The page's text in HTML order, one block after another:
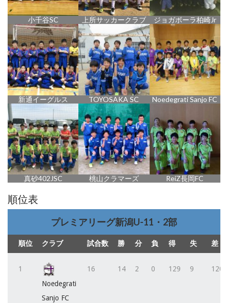
小千谷SC 上所サッカークラブ ジョガボーラ柏崎Jr
新通イーグルス TOYOSAKA SC Noedegrati Sanjo FC
真砂402JSC 桃山クラマーズ ReiZ長岡FC
順位表
プレミアリーグ新潟U-11・2部
順位 クラブ 試合数 勝 分 負 得 失 差
1
Noedegrati
Sanjo FC
16 14 2 0 129 9 120